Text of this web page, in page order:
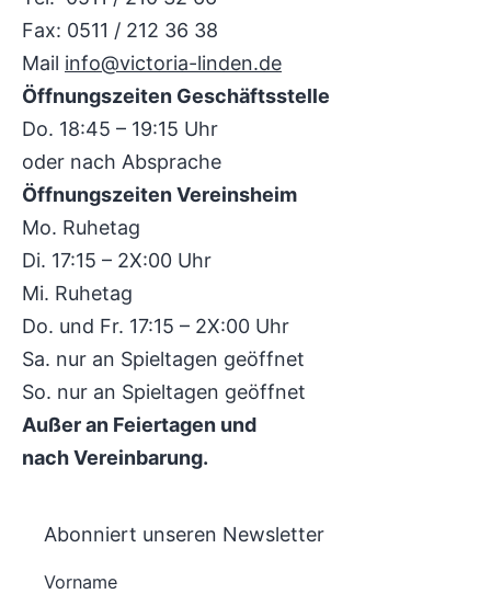
Fax: 0511 / 212 36 38
Mail info@victoria-linden.de
Öffnungszeiten Geschäftsstelle
Do. 18:45 – 19:15 Uhr
oder nach Absprache
Öffnungszeiten Vereinsheim
Mo. Ruhetag
Di. 17:15 – 2X:00 Uhr
Mi. Ruhetag
Do. und Fr. 17:15 – 2X:00 Uhr
Sa. nur an Spieltagen geöffnet
So. nur an Spieltagen geöffnet
Außer an Feiertagen und
nach Vereinbarung.
Abonniert unseren Newsletter
Vorname